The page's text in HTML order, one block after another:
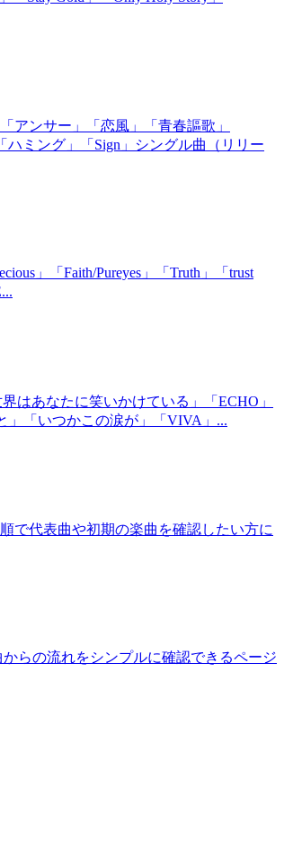
アンサー」「恋風」「青春謳歌」
ハミング」「Sign」シングル曲（リリー
」「Faith/Pureyes」「Truth」「trust
はあなたに笑いかけている」「ECHO」
」「いつかこの涙が」「VIVA」...
で代表曲や初期の楽曲を確認したい方に
らの流れをシンプルに確認できるページ